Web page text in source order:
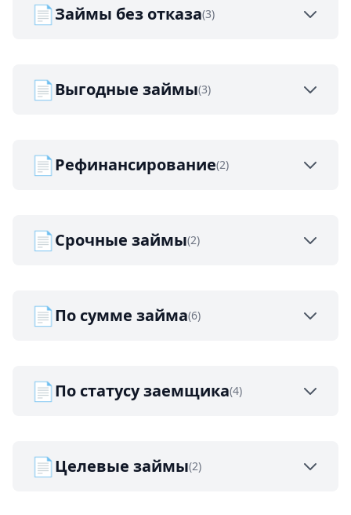
📄Займы без отказа(3)
📄Выгодные займы(3)
📄Рефинансирование(2)
📄Срочные займы(2)
📄По сумме займа(6)
📄По статусу заемщика(4)
📄Целевые займы(2)